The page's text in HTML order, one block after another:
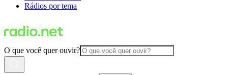
Rádios por tema
O que você quer ouvir?